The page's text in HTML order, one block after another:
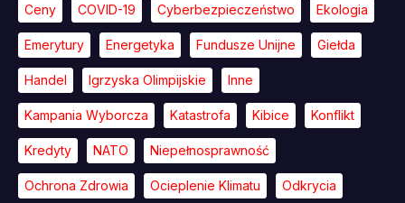
Ceny COVID-19 Cyberbezpieczeństwo Ekologia
Emerytury Energetyka Fundusze Unijne Giełda
Handel Igrzyska Olimpijskie Inne
Kampania Wyborcza Katastrofa Kibice Konflikt
Kredyty NATO Niepełnosprawność
Ochrona Zdrowia Ocieplenie Klimatu Odkrycia